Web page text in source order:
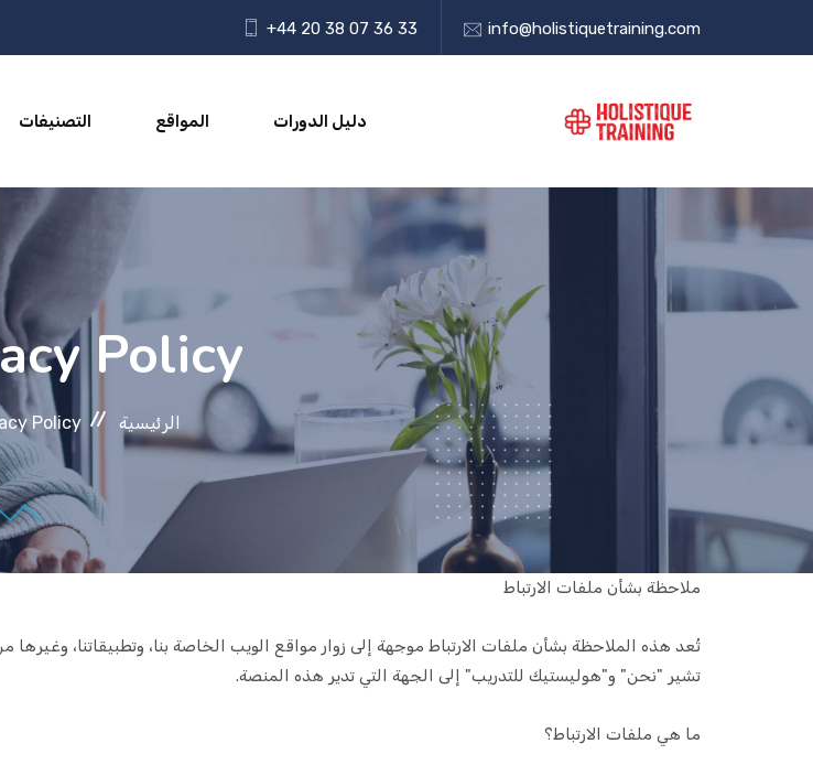
info@holistiquetraining.com
+44 20 38 07 36 33
دليل الدورات المواقع التصنيفات
Policy
الرئيسية Policy
ملاحظة بشأن ملفات الارتباط
تُعد هذه الملاحظة بشأن ملفات الارتباط موجهة إلى زوار مواقع الويب الخاصة بنا، وتطبيقاتنا،
تشير "نحن" و"هوليستيك للتدريب" إلى الجهة التي تدير هذه المنصة.
ما هي ملفات الارتباط؟